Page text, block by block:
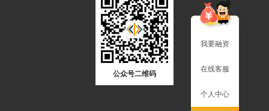
公众号二维码
我要融资
在线客服
个人中心